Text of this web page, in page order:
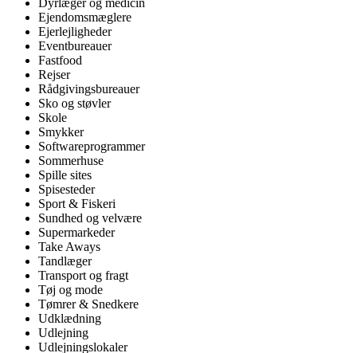
Dyrlæger og medicin
Ejendomsmæglere
Ejerlejligheder
Eventbureauer
Fastfood
Rejser
Rådgivingsbureauer
Sko og støvler
Skole
Smykker
Softwareprogrammer
Sommerhuse
Spille sites
Spisesteder
Sport & Fiskeri
Sundhed og velvære
Supermarkeder
Take Aways
Tandlæger
Transport og fragt
Tøj og mode
Tømrer & Snedkere
Udklædning
Udlejning
Udlejningslokaler